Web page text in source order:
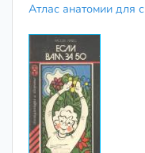
Атлас анатомии для